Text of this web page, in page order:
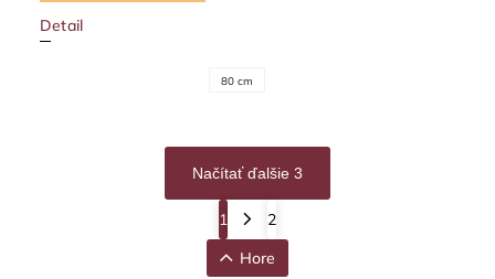
Detail
80 cm
Načítať ďalšie 3
1
2
Hore